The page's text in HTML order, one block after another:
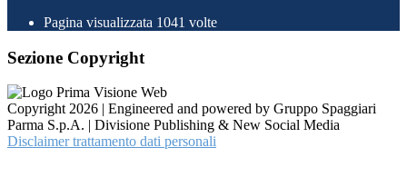
Pagina visualizzata 1041 volte
Sezione Copyright
Copyright 2026 | Engineered and powered by Gruppo Spaggiari
Parma S.p.A. | Divisione Publishing & New Social Media
Disclaimer trattamento dati personali